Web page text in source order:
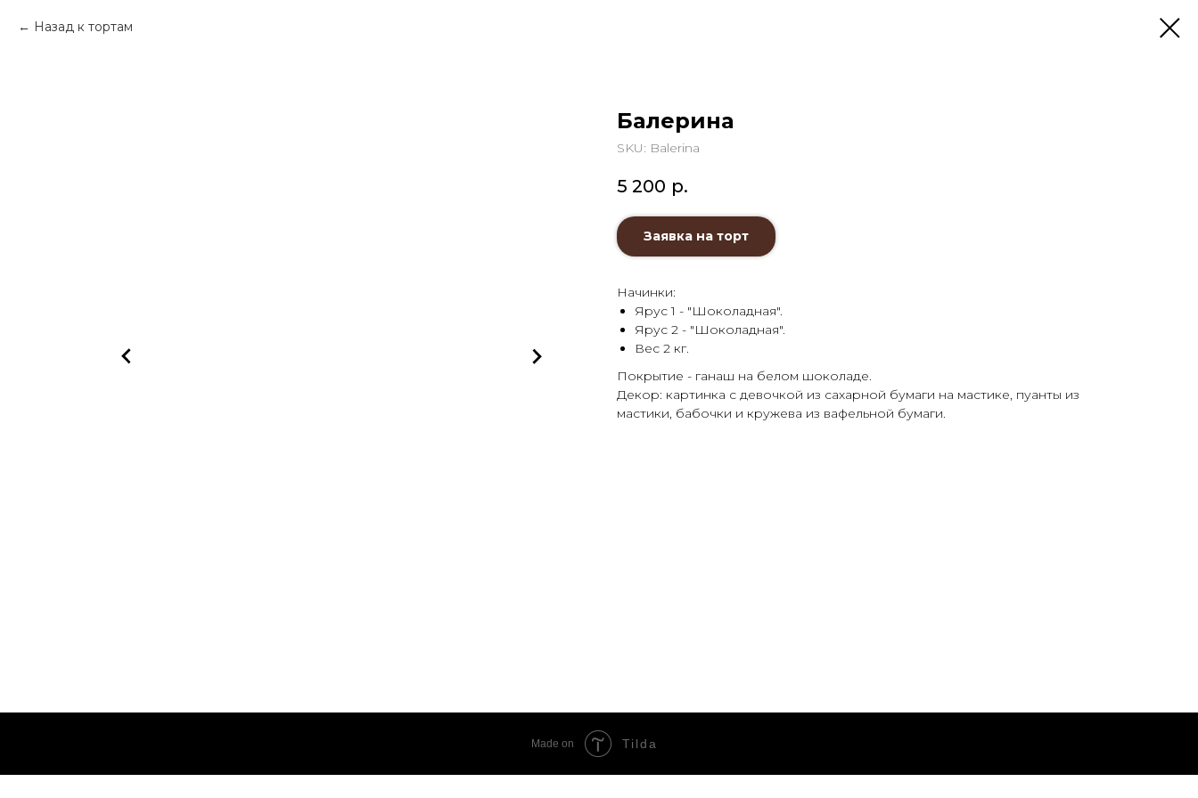
Назад к тортам
Балерина
SKU: Balerina
5 200 р.
Заявка на торт
Начинки:
Ярус 1 - "Шоколадная".
Ярус 2 - "Шоколадная".
Вес 2 кг.
Покрытие - ганаш на белом шоколаде.
Декор: картинка с девочкой из сахарной бумаги на мастике, пуанты из
мастики, бабочки и кружева из вафельной бумаги.
Made on Tilda